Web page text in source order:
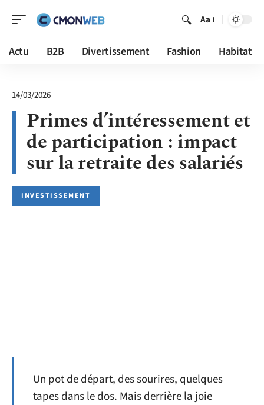
Aa
Actu B2B Divertissement Fashion Habitat
14/03/2026
Primes d’intéressement et
de participation : impact
sur la retraite des salariés
INVESTISSEMENT
Un pot de départ, des sourires, quelques
tapes dans le dos. Mais derrière la joie